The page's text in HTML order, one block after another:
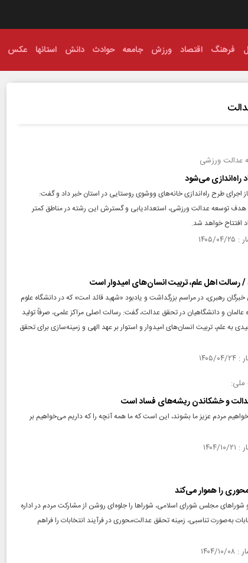
فرهنگ اقتصاد ورزش جامعه حوادث دانش استانها عکس
عدالت ورزشی
راه‌اندازی می‌شود
اجرای طرح راه‌اندازی خانه‌های ووشوی روستایی در استان خبر داد و گفت:
توسعه عدالت ورزشی، استعدادیابی و گسترش این رشته در مناطق کمتر
افتتاح خواهد شد.
/ رسالت اهل علم، تربیت انسان‌های امیدوار است
رهبری، در مراسم بزرگداشت و یادبود «شهید قائد امت» که در دانشگاه علوم
عالمان و دانشگاهیان در تحقق عدالت، گفت: رسالت اصلی مراکز علمی، صرفاً تولید
به علم، تربیت انسان‌های امیدوار و استوار بر عهد الهی و زمینه‌سازی برای تحقق
ملی:
و خشکاندن ریشه‌های فساد است
مردم عزیز ما بشوند، این است که ما همه آنچه را که داریم می‌خواهیم بر
را هموار می‌کند
مجلس شورای اسلامی، شوراها را جلوه‌ای روشن از مشارکت مردم در اداره
به‌صورت تناسبی، زمینه تحقق عدالت‌محوری در فرآیند انتخابات را فراهم